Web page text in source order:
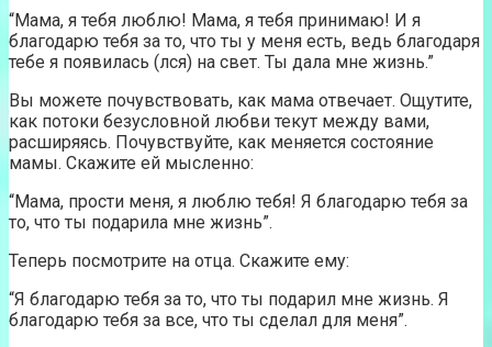
“Мама, я тебя люблю! Мама, я тебя принимаю! И я
благодарю тебя за то, что ты у меня есть, ведь благодаря
тебе я появилась (лся) на свет. Ты дала мне жизнь.”
Вы можете почувствовать, как мама отвечает. Ощутите,
как потоки безусловной любви текут между вами,
расширяясь. Почувствуйте, как меняется состояние
мамы. Скажите ей мысленно:
“Мама, прости меня, я люблю тебя! Я благодарю тебя за
то, что ты подарила мне жизнь”.
Теперь посмотрите на отца. Скажите ему:
“Я благодарю тебя за то, что ты подарил мне жизнь. Я
благодарю тебя за все, что ты сделал для меня”.